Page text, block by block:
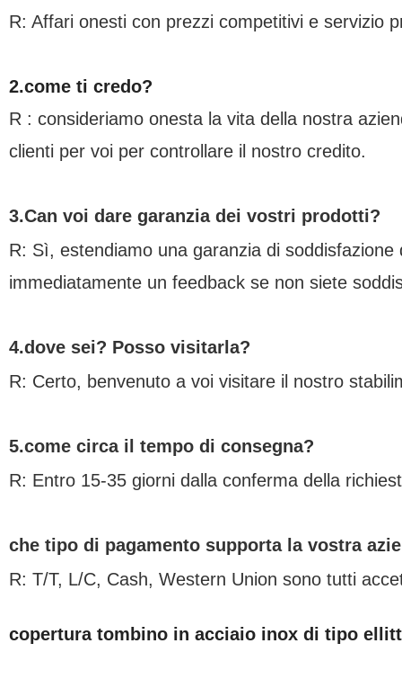
R: Affari onesti con prezzi competitivi e servizio
2.come ti credo?
R : consideriamo onesta la vita della nostra
clienti per voi per controllare il nostro credito.
3.Can voi dare garanzia dei vostri prodotti?
R: Sì, estendiamo una garanzia di
immediatamente un feedback se non siete
4.dove sei? Posso visitarla?
R: Certo, benvenuto a voi visitare il nostro
5.come circa il tempo di consegna?
R: Entro 15-35 giorni dalla conferma della
che tipo di pagamento supporta la vostra
R: T/T, L/C, Cash, Western Union sono tutti
copertura tombino in acciaio inox di tipo